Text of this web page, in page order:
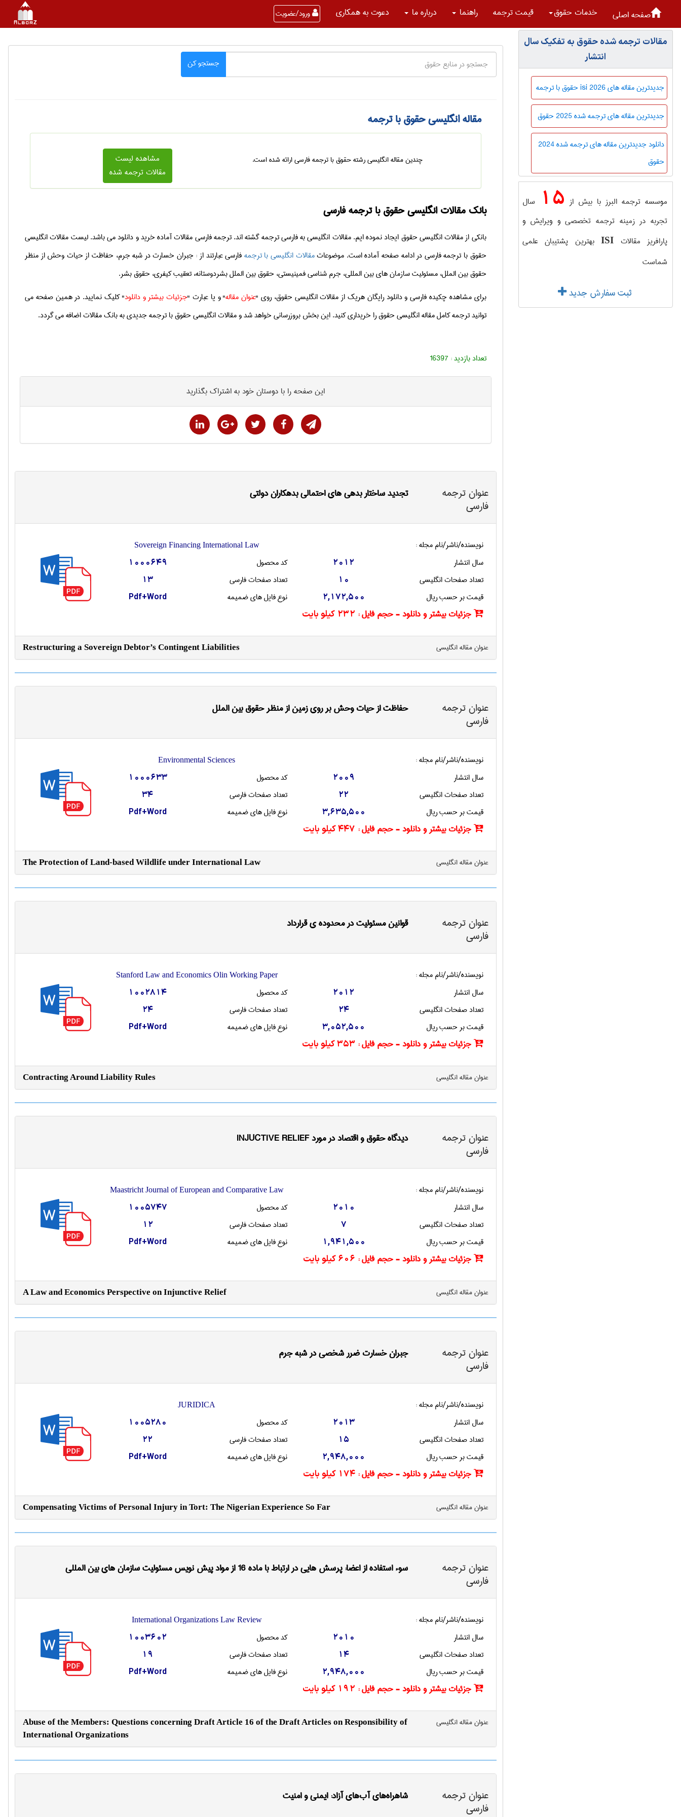
صفحه اصلی خدمات حقوق قیمت ترجمه راهنما درباره ما دعوت به همکاری ورود/عضویت
جستجو کن
مقاله انگلیسی حقوق با ترجمه
چندین مقاله انگلیسی رشته حقوق با ترجمه فارسی ارائه شده است.
مشاهده لیست
مقالات ترجمه شده
بانک مقالات انگلیسی حقوق با ترجمه فارسی
بانکی از مقالات انگلیسی حقوق ایجاد نموده ایم. مقالات انگلیسی به فارسی ترجمه گشته اند. ترجمه فارسی مقالات آماده خرید و دانلود می باشد. لیست مقالات انگلیسی
حقوق با ترجمه فارسی در ادامه صفحه آماده است. موضوعاتمقالات انگلیسی با ترجمهفارسی عبارتند از : جبران خسارت در شبه جرم، حفاظت از حیات وحش از منظر
حقوق بین الملل، مسئولیت سازمان های بین المللی، جرم شناسی فمینیستی، حقوق بین الملل بشردوستانه، تعقیب کیفری، حقوق بشر.
برای مشاهده چکیده فارسی و دانلود رایگان هریک از مقالات انگلیسی حقوق، روی "عنوان مقاله" و یا عبارت "جزئیات بیشتر و دانلود" کلیک نمایید. در همین صفحه می
توانید ترجمه کامل مقاله انگلیسی حقوق را خریداری کنید. این بخش بروزرسانی خواهد شد و مقالات انگلیسی حقوق با ترجمه جدیدی به بانک مقالات اضافه می گردد.
تعداد بازدید : 16397
این صفحه را با دوستان خود به اشتراک بگذارید
عنوان ترجمه
فارسی
تجدید ساختار بدهی های احتمالی بدهکاران دولتی
نویسنده/ناشر/نام مجله : Sovereign Financing International Law
سال انتشار 2012 کد محصول 1000649
تعداد صفحات انگليسی 10 تعداد صفحات فارسی 13
قیمت بر حسب ریال 2,172,500 نوع فایل های ضمیمه Pdf+Word
جزئیات بیشتر و دانلود - حجم فایل : 232 کیلو بایت
عنوان مقاله انگليسی Restructuring a Sovereign Debtor’s Contingent Liabilities
عنوان ترجمه
فارسی
حفاظت از حیات وحش بر روی زمین از منظر حقوق بین الملل
نویسنده/ناشر/نام مجله : Environmental Sciences
سال انتشار 2009 کد محصول 1000633
تعداد صفحات انگليسی 22 تعداد صفحات فارسی 34
قیمت بر حسب ریال 3,635,500 نوع فایل های ضمیمه Pdf+Word
جزئیات بیشتر و دانلود - حجم فایل : 447 کیلو بایت
عنوان مقاله انگليسی The Protection of Land-based Wildlife under International Law
عنوان ترجمه
فارسی
قوانین مسئولیت در محدوده ی قرارداد
نویسنده/ناشر/نام مجله : Stanford Law and Economics Olin Working Paper
سال انتشار 2012 کد محصول 1002814
تعداد صفحات انگليسی 24 تعداد صفحات فارسی 24
قیمت بر حسب ریال 3,052,500 نوع فایل های ضمیمه Pdf+Word
جزئیات بیشتر و دانلود - حجم فایل : 353 کیلو بایت
عنوان مقاله انگليسی Contracting Around Liability Rules
عنوان ترجمه
فارسی
ديدگاه حقوق و اقتصاد در مورد INJUCTIVE RELIEF
نویسنده/ناشر/نام مجله : Maastricht Journal of European and Comparative Law
سال انتشار 2010 کد محصول 1005747
تعداد صفحات انگليسی 7 تعداد صفحات فارسی 12
قیمت بر حسب ریال 1,941,500 نوع فایل های ضمیمه Pdf+Word
جزئیات بیشتر و دانلود - حجم فایل : 606 کیلو بایت
عنوان مقاله انگليسی A Law and Economics Perspective on Injunctive Relief
عنوان ترجمه
فارسی
جبران خسارت ضرر شخصی در شبه جرم
نویسنده/ناشر/نام مجله : JURIDICA
سال انتشار 2013 کد محصول 1005280
تعداد صفحات انگليسی 15 تعداد صفحات فارسی 22
قیمت بر حسب ریال 2,948,000 نوع فایل های ضمیمه Pdf+Word
جزئیات بیشتر و دانلود - حجم فایل :174 کیلو بایت
عنوان مقاله انگليسی Compensating Victims of Personal Injury in Tort: The Nigerian Experience So Far
عنوان ترجمه
فارسی
سوء استفاده از اعضا: پرسش هایی در ارتباط با ماده 16 از مواد پیش نویس مسئولیت سازمان های بین المللی
نویسنده/ناشر/نام مجله : International Organizations Law Review
سال انتشار 2010 کد محصول 1003602
تعداد صفحات انگليسی 14 تعداد صفحات فارسی 19
قیمت بر حسب ریال 2,948,000 نوع فایل های ضمیمه Pdf+Word
جزئیات بیشتر و دانلود - حجم فایل : 192 کیلو بایت
عنوان مقاله انگليسی
Abuse of the Members: Questions concerning Draft Article 16 of the Draft Articles on Responsibility of
International Organizations
عنوان ترجمه
فارسی
شاهراه‌های آب‌های آزاد: ایمنی و امنیت
مقالات ترجمه شده حقوق به تفکیک سال
انتشار
جدیدترین مقاله های isi 2026 حقوق با ترجمه
جدیدترین مقاله های ترجمه شده 2025 حقوق
دانلود جدیدترین مقاله های ترجمه شده 2024
حقوق
موسسه ترجمه البرز با بیش از 15 سال
تجربه در زمینه ترجمه تخصصی و ویرایش و
پارافریز مقالات
ISI
بهترین پشتیبان علمی
شماست
ثبت سفارش جدید